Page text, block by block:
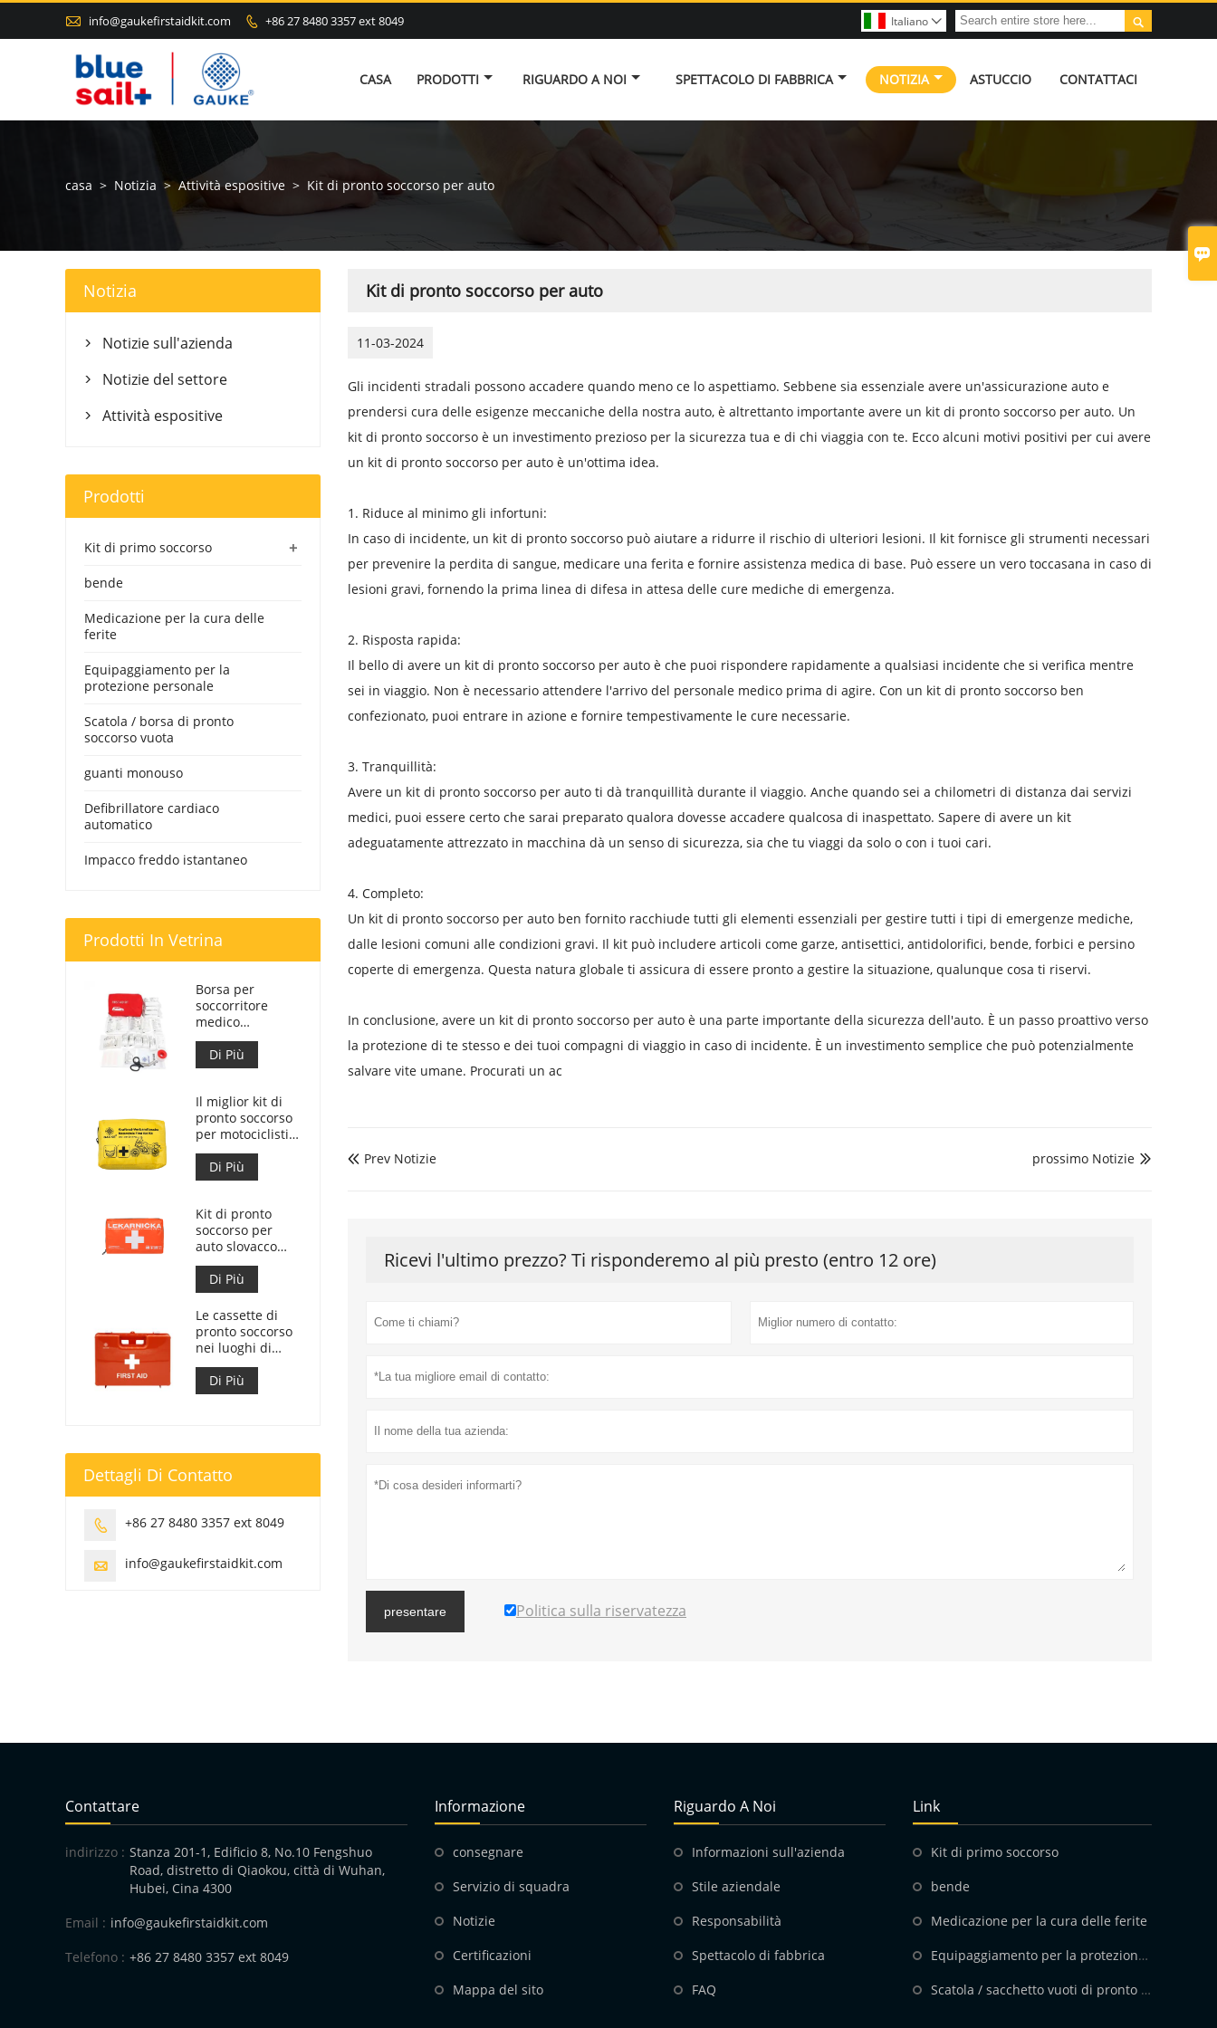

 info@gaukefirstaidkit.com  +86 27 8480 3357 ext 8049 
Italiano 
CASA PRODOTTI RIGUARDO A NOI SPETTACOLO DI FABBRICA NOTIZIA ASTUCCIO CONTATTACI
casa > Notizia > Attività espositive > Kit di pronto soccorso per auto
Kit di pronto soccorso per auto
11-03-2024
Gli incidenti stradali possono accadere quando meno ce lo aspettiamo. Sebbene sia essenziale avere un'assicurazione auto e
prendersi cura delle esigenze meccaniche della nostra auto, è altrettanto importante avere un kit di pronto soccorso per auto. Un
kit di pronto soccorso è un investimento prezioso per la sicurezza tua e di chi viaggia con te. Ecco alcuni motivi positivi per cui avere
un kit di pronto soccorso per auto è un'ottima idea.
1. Riduce al minimo gli infortuni:
In caso di incidente, un kit di pronto soccorso può aiutare a ridurre il rischio di ulteriori lesioni. Il kit fornisce gli strumenti necessari
per prevenire la perdita di sangue, medicare una ferita e fornire assistenza medica di base. Può essere un vero toccasana in caso di
lesioni gravi, fornendo la prima linea di difesa in attesa delle cure mediche di emergenza.
2. Risposta rapida:
Il bello di avere un kit di pronto soccorso per auto è che puoi rispondere rapidamente a qualsiasi incidente che si verifica mentre
sei in viaggio. Non è necessario attendere l'arrivo del personale medico prima di agire. Con un kit di pronto soccorso ben
confezionato, puoi entrare in azione e fornire tempestivamente le cure necessarie.
3. Tranquillità:
Avere un kit di pronto soccorso per auto ti dà tranquillità durante il viaggio. Anche quando sei a chilometri di distanza dai servizi
medici, puoi essere certo che sarai preparato qualora dovesse accadere qualcosa di inaspettato. Sapere di avere un kit
adeguatamente attrezzato in macchina dà un senso di sicurezza, sia che tu viaggi da solo o con i tuoi cari.
4. Completo:
Un kit di pronto soccorso per auto ben fornito racchiude tutti gli elementi essenziali per gestire tutti i tipi di emergenze mediche,
dalle lesioni comuni alle condizioni gravi. Il kit può includere articoli come garze, antisettici, antidolorifici, bende, forbici e persino
coperte di emergenza. Questa natura globale ti assicura di essere pronto a gestire la situazione, qualunque cosa ti riservi.
In conclusione, avere un kit di pronto soccorso per auto è una parte importante della sicurezza dell'auto. È un passo proattivo verso
la protezione di te stesso e dei tuoi compagni di viaggio in caso di incidente. È un investimento semplice che può potenzialmente
salvare vite umane. Procurati un ac
 Prev Notizie 
prossimo Notizie
Ricevi l'ultimo prezzo? Ti risponderemo al più presto (entro 12 ore)
presentare Politica sulla riservatezza
Notizia
 Notizie sull'azienda
 Notizie del settore
 Attività espositive
Prodotti
+
Kit di primo soccorso
bende
Medicazione per la cura delle
ferite
Equipaggiamento per la
protezione personale
Scatola / borsa di pronto
soccorso vuota
guanti monouso
Defibrillatore cardiaco
automatico
Impacco freddo istantaneo
Prodotti In Vetrina
Borsa per
soccorritore
medico
personalizzata
per kit di pronto
soccorso per
Di Più
Il miglior kit di
pronto soccorso
per motociclisti
d'avventura per
motociclisti
Di Più
Kit di pronto
soccorso per
auto slovacco
Meet MZ SR
č.143/2009
Di Più
Le cassette di
pronto soccorso
nei luoghi di
lavoro sono
conformi al DM
388 del
Di Più
Dettagli Di Contatto
 +86 27 8480 3357 ext 8049
 info@gaukefirstaidkit.com
Contattare
indirizzo : Stanza 201-1, Edificio 8, No.10 Fengshuo
Road, distretto di Qiaokou, città di Wuhan,
Hubei, Cina 4300
Email : info@gaukefirstaidkit.com
Telefono : +86 27 8480 3357 ext 8049
Informazione
consegnare
Servizio di squadra
Notizie
Certificazioni
Mappa del sito
Riguardo A Noi
Informazioni sull'azienda
Stile aziendale
Responsabilità
Spettacolo di fabbrica
FAQ
Link
Kit di primo soccorso
bende
Medicazione per la cura delle ferite
Equipaggiamento per la protezione personale
Scatola / sacchetto vuoti di pronto soccorso